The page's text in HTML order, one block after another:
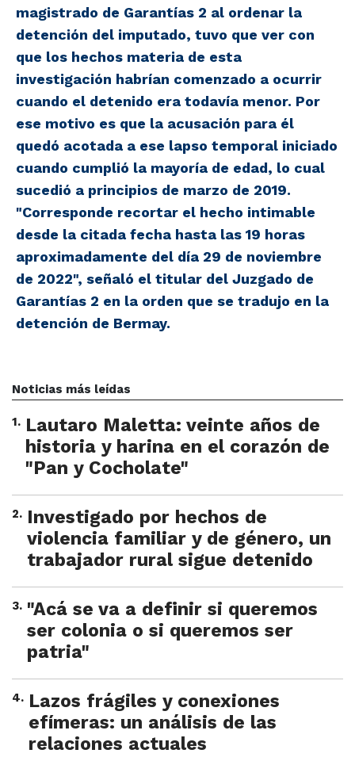
magistrado de Garantías 2 al ordenar la
detención del imputado, tuvo que ver con
que los hechos materia de esta
investigación habrían comenzado a ocurrir
cuando el detenido era todavía menor. Por
ese motivo es que la acusación para él
quedó acotada a ese lapso temporal iniciado
cuando cumplió la mayoría de edad, lo cual
sucedió a principios de marzo de 2019.
"Corresponde recortar el hecho intimable
desde la citada fecha hasta las 19 horas
aproximadamente del día 29 de noviembre
de 2022", señaló el titular del Juzgado de
Garantías 2 en la orden que se tradujo en la
detención de Bermay.
Noticias más leídas
1. Lautaro Maletta: veinte años de
historia y harina en el corazón de
"Pan y Cocholate"
2. Investigado por hechos de
violencia familiar y de género, un
trabajador rural sigue detenido
3. "Acá se va a definir si queremos
ser colonia o si queremos ser
patria"
4. Lazos frágiles y conexiones
efímeras: un análisis de las
relaciones actuales